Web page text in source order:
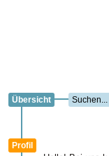
Übersicht
Profil